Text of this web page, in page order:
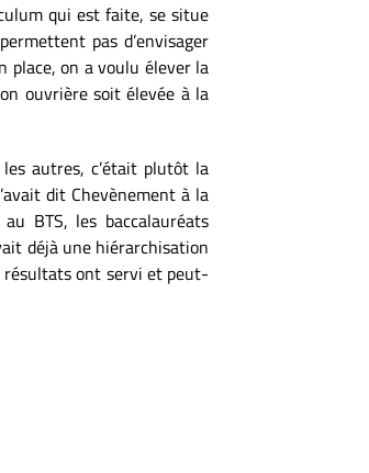
qui est faite, se situe
pas d’envisager
place, on a voulu éleverla
ouvrière soit élevée à la
autres, c’était plutôt la
dit Chevènement à la
BTS, les baccalauréats
déjà une hiérarchisation
résultats ont servi et peut-